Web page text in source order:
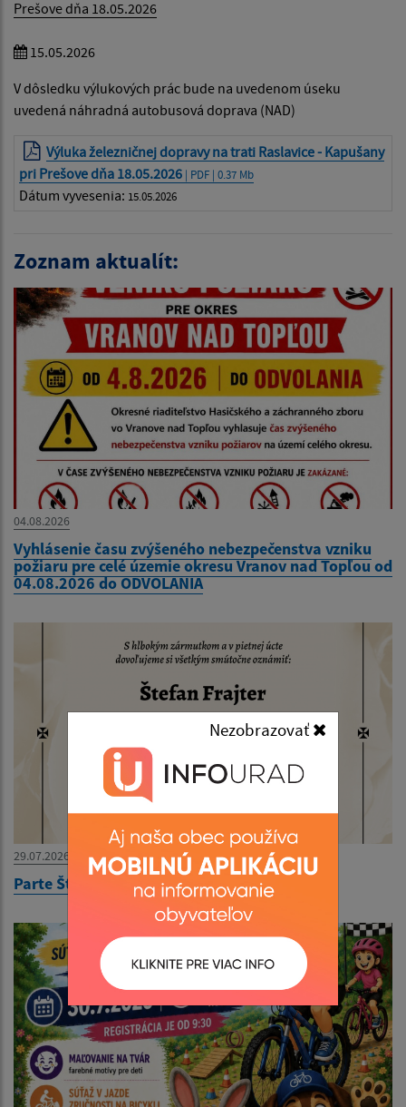
Nezobrazovať
Prešove dňa 18.05.2026
15.05.2026
V dôsledku výlukových prác bude na uvedenom úseku
uvedená náhradná autobusová doprava (NAD)
Výluka železničnej dopravy na trati Raslavice - Kapušany
pri Prešove dňa 18.05.2026 | PDF | 0.37 Mb
Dátum vyvesenia: 15.05.2026
Zoznam aktualít:
04.08.2026
Vyhlásenie času zvýšeného nebezpečenstva vzniku
požiaru pre celé územie okresu Vranov nad Topľou od
04.08.2026 do ODVOLANIA
29.07.2026
Parte Štefan Frajter